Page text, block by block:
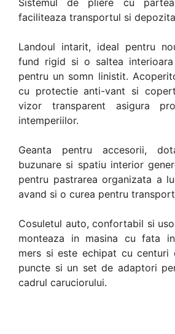
faciliteaza transportul si
Landoul intarit, ideal pentru
fund rigid si o saltea interioara
pentru un somn linistit.
cu protectie anti-vant si
vizor transparent asigura
intemperiilor.
Geanta pentru accesorii,
buzunare si spatiu interior
pentru pastrarea organizata a
avand si o curea pentru
Cosuletul auto, confortabil si
monteaza in masina cu fata
mers si este echipat cu centuri
puncte si un set de adaptori
cadrul caruciorului.